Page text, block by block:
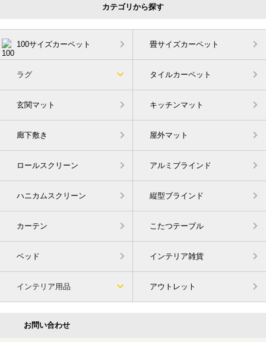
カテゴリから探す
100サイズカーペット 畳サイズカーペット
ラグ タイルカーペット
玄関マット キッチンマット
廊下敷き 屋外マット
ロールスクリーン アルミブラインド
ハニカムスクリーン 縦型ブラインド
カーテン こたつテーブル
ベッド インテリア雑貨
インテリア用品 アウトレット
お問い合わせ